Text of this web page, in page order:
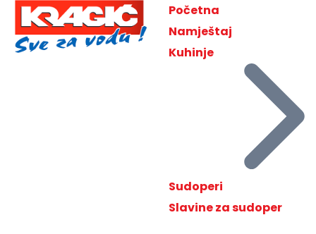
Početna
Namještaj
Kuhinje
Sudoperi
Slavine za sudoper